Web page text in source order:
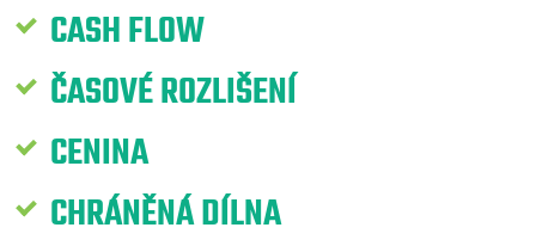
CASH FLOW
ČASOVÉ ROZLIŠENÍ
CENINA
CHRÁNĚNÁ DÍLNA